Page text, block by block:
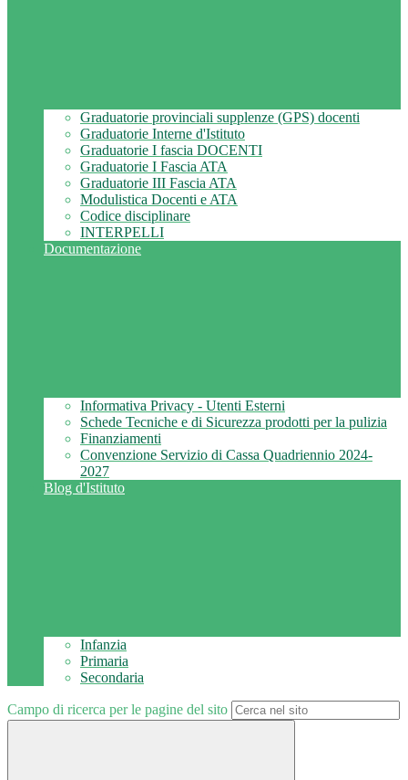
Graduatorie provinciali supplenze (GPS) docenti
Graduatorie Interne d'Istituto
Graduatorie I fascia DOCENTI
Graduatorie I Fascia ATA
Graduatorie III Fascia ATA
Modulistica Docenti e ATA
Codice disciplinare
INTERPELLI
Documentazione
Informativa Privacy - Utenti Esterni
Schede Tecniche e di Sicurezza prodotti per la pulizia
Finanziamenti
Convenzione Servizio di Cassa Quadriennio 2024-
2027
Blog d'Istituto
Infanzia
Primaria
Secondaria
Campo di ricerca per le pagine del sito